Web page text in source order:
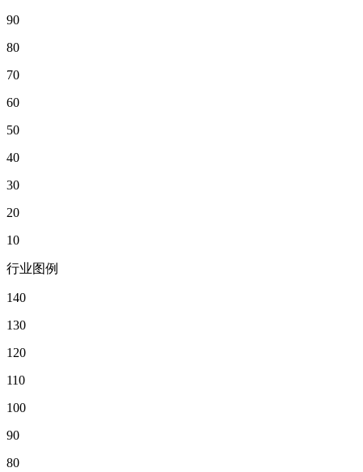
90
80
70
60
50
40
30
20
10
行业图例
140
130
120
110
100
90
80